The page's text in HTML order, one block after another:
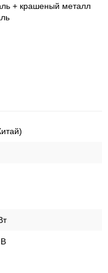
+ крашеный металл